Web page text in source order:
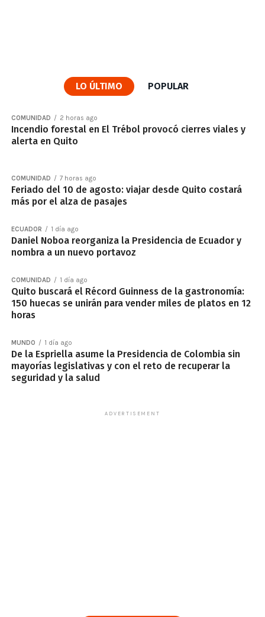
LO ÚLTIMO POPULAR
COMUNIDAD 2 horas ago
Incendio forestal en El Trébol provocó cierres viales y
alerta en Quito
COMUNIDAD 7 horas ago
Feriado del 10 de agosto: viajar desde Quito costará
más por el alza de pasajes
ECUADOR 1 día ago
Daniel Noboa reorganiza la Presidencia de Ecuador y
nombra a un nuevo portavoz
COMUNIDAD 1 día ago
Quito buscará el Récord Guinness de la gastronomía:
150 huecas se unirán para vender miles de platos en 12
horas
MUNDO 1 día ago
De la Espriella asume la Presidencia de Colombia sin
mayorías legislativas y con el reto de recuperar la
seguridad y la salud
ADVERTISEMENT